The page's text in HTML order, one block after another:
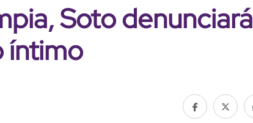
Soto denunciará
íntimo